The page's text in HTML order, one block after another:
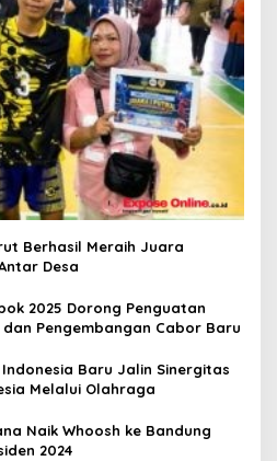
Berhasil Meraih Juara
Desa
2025 Dorong Penguatan
Pengembangan Cabor Baru
Baru Jalin Sinergitas
Melalui Olahraga
Naik Whoosh ke Bandung
2024